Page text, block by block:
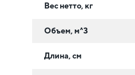
Вес нетто, кг
Объем, м^3
Длина, см